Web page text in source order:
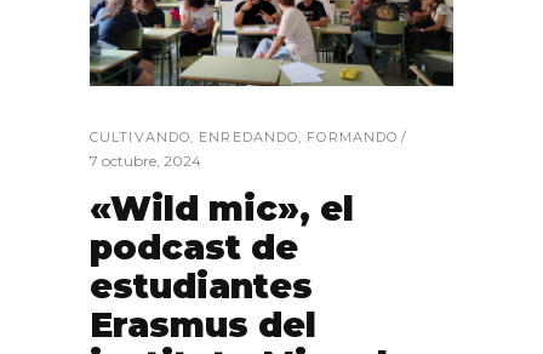
CULTIVANDO, ENREDANDO, FORMANDO
7 octubre, 2024
«Wild mic», el
podcast de
estudiantes
Erasmus del